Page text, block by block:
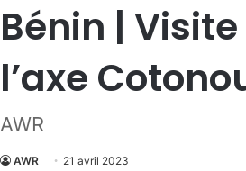
Bénin |
l’axe
AWR
AWR 21 avril 2023